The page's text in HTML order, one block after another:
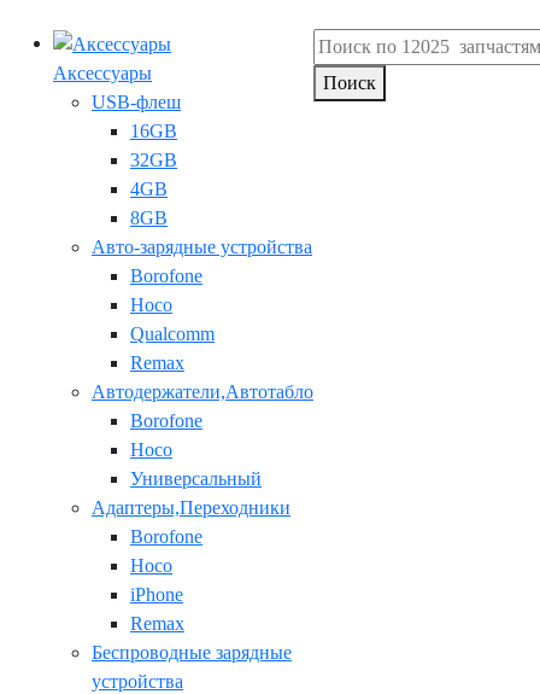
Аксессуары
USB-флеш
16GB
32GB
4GB
8GB
Авто-зарядные устройства
Borofone
Hoco
Qualcomm
Remax
Автодержатели,Автотабло
Borofone
Hoco
Универсальный
Адаптеры,Переходники
Borofone
Hoco
iPhone
Remax
Беспроводные зарядные
устройства
Поиск